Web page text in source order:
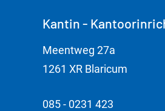
Kantin -
Meentweg 27a
1261 XR Blaricum
085 - 0231 423